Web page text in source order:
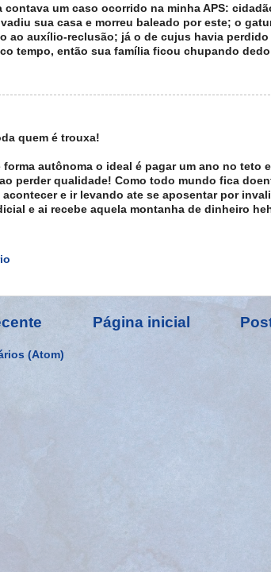
contava um caso ocorrido na minha APS:
sua casa e morreu baleado por este; o
ao auxílio-reclusão; já o de cujus havia perdido
tempo, então sua família ficou chupando
quem é trouxa!
forma autônoma o ideal é pagar um ano no teto
perder qualidade! Como todo mundo fica
e ir levando ate se aposentar por
e ai recebe aquela montanha de dinheiro
Página inicial
(Atom)